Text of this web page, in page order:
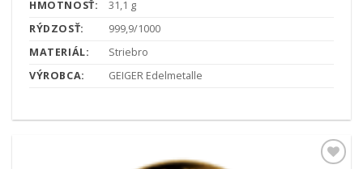
HMOTNOSŤ:
31,1 g
RÝDZOSŤ:
999,9/1000
MATERIÁL:
Striebro
VÝROBCA:
GEIGER Edelmetalle